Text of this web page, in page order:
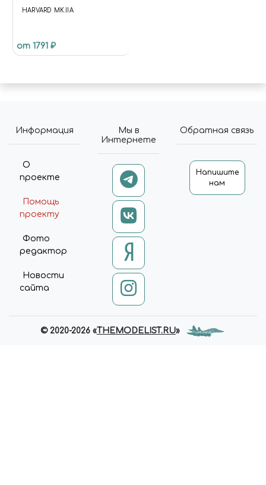
HARVARD MK.IIA
от 1791 ₽
Информация
О
проекте
Помощь
проекту
Фото
редактор
Новости
сайта
Мы в
Интернете
Обратная связь
Напишите
нам
© 2020-2026 «THEMODELIST.RU»